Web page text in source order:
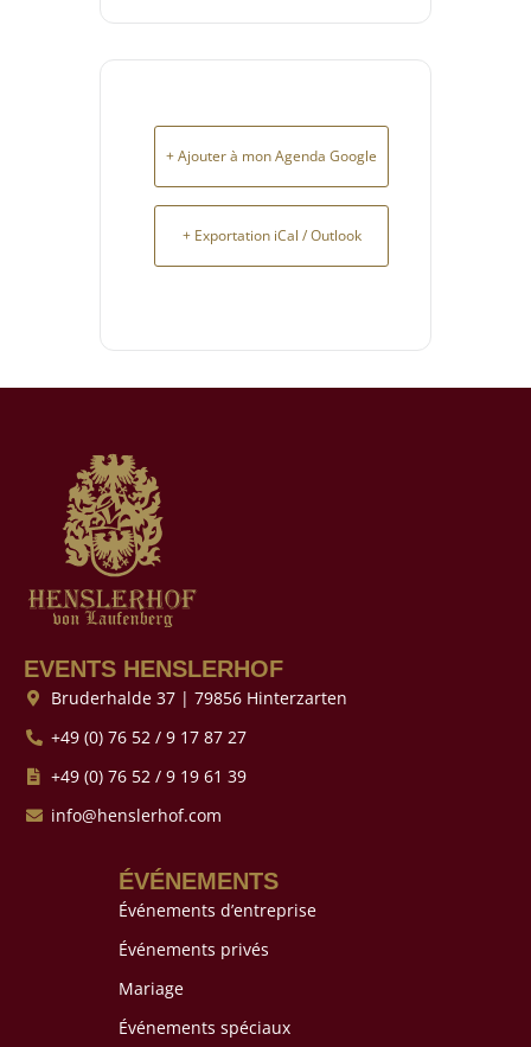
+ Ajouter à mon Agenda Google
+ Exportation iCal / Outlook
EVENTS HENSLERHOF
Bruderhalde 37 | 79856 Hinterzarten
+49 (0) 76 52 / 9 17 87 27
+49 (0) 76 52 / 9 19 61 39
info@henslerhof.com
ÉVÉNEMENTS
Événements d’entreprise
Événements privés
Mariage
Événements spéciaux